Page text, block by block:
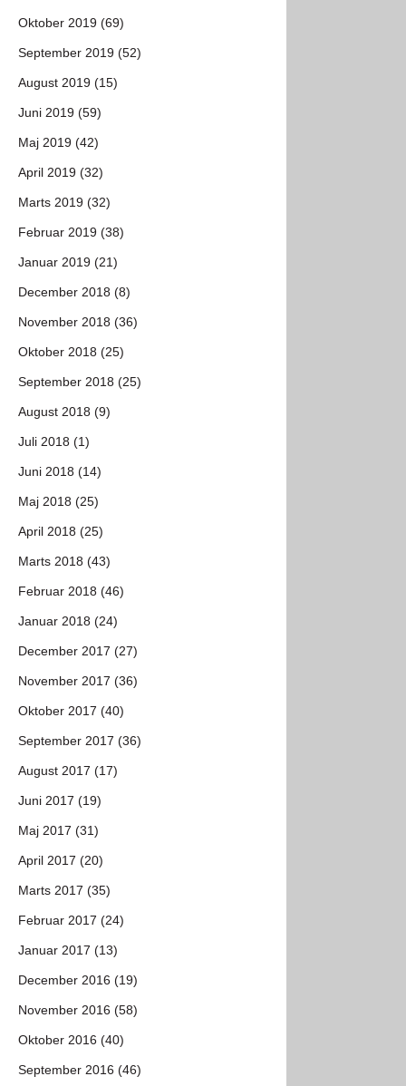
Oktober 2019 (69)
September 2019 (52)
August 2019 (15)
Juni 2019 (59)
Maj 2019 (42)
April 2019 (32)
Marts 2019 (32)
Februar 2019 (38)
Januar 2019 (21)
December 2018 (8)
November 2018 (36)
Oktober 2018 (25)
September 2018 (25)
August 2018 (9)
Juli 2018 (1)
Juni 2018 (14)
Maj 2018 (25)
April 2018 (25)
Marts 2018 (43)
Februar 2018 (46)
Januar 2018 (24)
December 2017 (27)
November 2017 (36)
Oktober 2017 (40)
September 2017 (36)
August 2017 (17)
Juni 2017 (19)
Maj 2017 (31)
April 2017 (20)
Marts 2017 (35)
Februar 2017 (24)
Januar 2017 (13)
December 2016 (19)
November 2016 (58)
Oktober 2016 (40)
September 2016 (46)